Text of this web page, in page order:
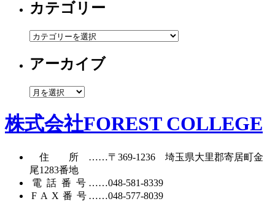
カテゴリー
カ
ゴ
ー
アーカイブ
ア
カ
イ
株式会社FOREST COLLEGE
住所……〒369-1236 埼玉県大里郡寄居町金
尾1283番地
電話番号……048-581-8339
FAX番号……048-577-8039